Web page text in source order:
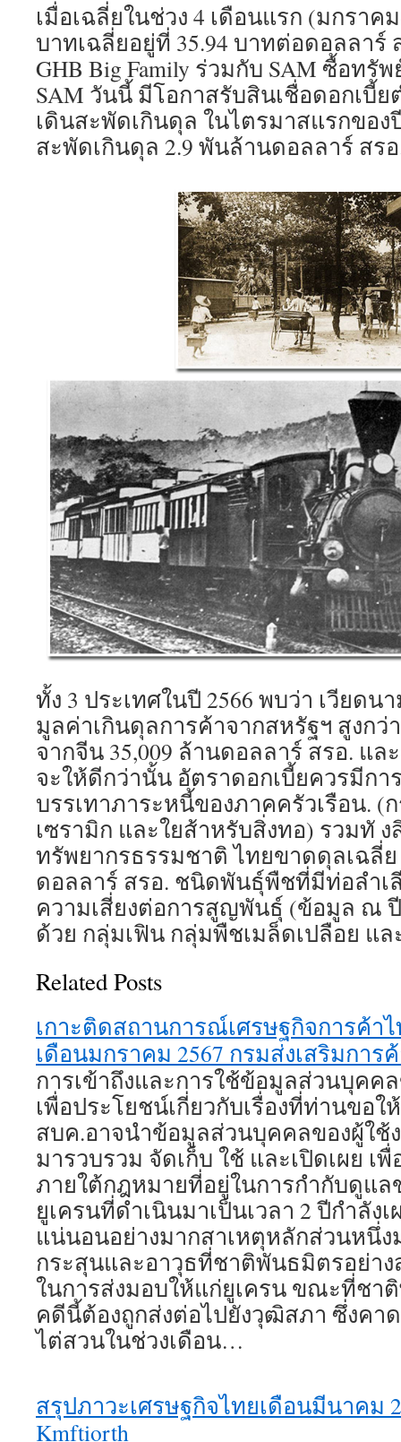
เมื่อเฉลี่ยในช่วง 4 เดือนแรก (มกราค
บาทเฉลี่ยอยู่ที่ 35.94 บาทต่อดอลลาร์
GHB Big Family ร่วมกับ SAM ซื้อทรั
SAM วันนี้ มีโอกาสรับสินเชื่อดอกเบี้
เดินสะพัดเกินดุล ในไตรมาสแรกขอ
สะพัดเกินดุล 2.9 พันล้านดอลลาร์ สร
ทั้ง 3 ประเทศในปี 2566 พบว่า เวียดน
มูลค่าเกินดุลการค้าจากสหรัฐฯ สูงกว่
จากจีน 35,009 ล้านดอลลาร์ สรอ. แล
จะให้ดีกว่านั้น อัตราดอกเบี้ยควรมีกา
บรรเทาภาระหนี้ของภาคครัวเรือน.
เซรามิก และใยส้าหรับสิ่งทอ) รวมทั
ทรัพยากรธรรมชาติ ไทยขาดดุลเฉลี่ย
ดอลลาร์ สรอ. ชนิดพันธุ์พืชที่มีท่อลำเ
ความเสี่ยงต่อการสูญพันธุ์ (ข้อมูล ณ ปี
ด้วย กลุ่มเฟิน กลุ่มพืชเมล็ดเปลือย แ
Related Posts
เกาะติดสถานการณ์เศรษฐกิจการค้า
เดือนมกราคม 2567 กรมส่งเสริมการ
การเข้าถึงและการใช้ข้อมูลส่วนบุคค
เพื่อประโยชน์เกี่ยวกับเรื่องที่ท่านขอใ
สบค.อาจนำข้อมูลส่วนบุคคลของผู้ใช้
มารวบรวม จัดเก็บ ใช้ และเปิดเผย เ
ภายใต้กฎหมายที่อยู่ในการกำกับดูแล
ยูเครนที่ดำเนินมาเป็นเวลา 2 ปีกำลัง
แน่นอนอย่างมากสาเหตุหลักส่วนหนึ่
กระสุนและอาวุธที่ชาติพันธมิตรอย่าง
ในการส่งมอบให้แก่ยูเครน ขณะที่ชา
คดีนี้ต้องถูกส่งต่อไปยังวุฒิสภา ซึ่งคา
ไต่สวนในช่วงเดือน…
สรุปภาวะเศรษฐกิจไทยเดือนมีนาคม
Kmftiorth